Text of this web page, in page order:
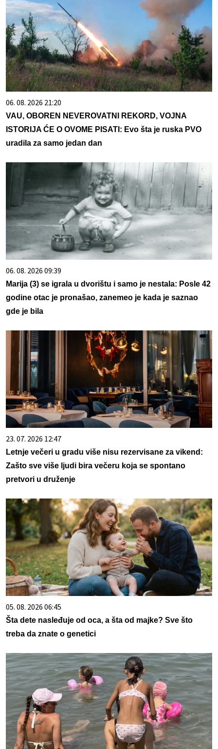
06. 08. 2026 21:20
VAU, OBOREN NEVEROVATNI REKORD, VOJNA
ISTORIJA ĆE O OVOME PISATI: Evo šta je ruska PVO
uradila za samo jedan dan
06. 08. 2026 09:39
Marija (3) se igrala u dvorištu i samo je nestala: Posle 42
godine otac je pronašao, zanemeo je kada je saznao
gde je bila
23. 07. 2026 12:47
Letnje večeri u gradu više nisu rezervisane za vikend:
Zašto sve više ljudi bira večeru koja se spontano
pretvori u druženje
05. 08. 2026 06:45
Šta dete nasleđuje od oca, a šta od majke? Sve što
treba da znate o genetici